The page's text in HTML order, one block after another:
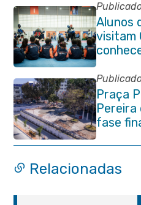
Alunos
visitam
de
Praça
Pereira
fase
Centro
Relacionadas